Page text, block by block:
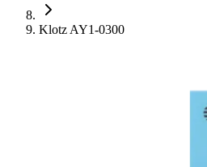
Klotz AY1-0300